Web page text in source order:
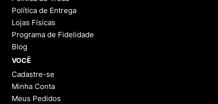
Política de Entrega
Lojas Físicas
Programa de Fidelidade
Blog
VOCÊ
Cadastre-se
Minha Conta
Meus Pedidos